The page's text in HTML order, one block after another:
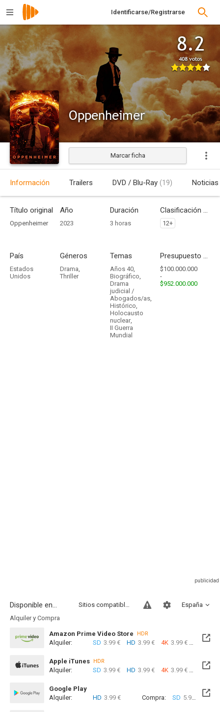
Identificarse/Registrarse
8.2
408 votos
Oppenheimer
Estrenada
Marcar ficha
Información Trailers DVD / Blu-Ray (19) Noticias
Título original
Oppenheimer
Año
2023
Duración
3 horas
Clasificación por edades
12+
País
Estados
Unidos
Géneros
Drama,
Thriller
Temas
Años 40,
Biográfico,
Drama
judicial /
Abogados/as,
Histórico,
Holocausto
nuclear,
II Guerra
Mundial
Presupuesto - Ingresos
$100.000.000
-
$952.000.000
Disponible en... España
Sitios compatibles
Alquiler y Compra
Amazon Prime Video Store HDR
Alquiler: SD 3.99 € HD 3.99 € 4K 3.99 €
Apple iTunes HDR
Alquiler: SD 3.99 € HD 3.99 € 4K 3.99 €
Google Play
Alquiler:
HD 3.99 € Compra: SD 5.99 € HD